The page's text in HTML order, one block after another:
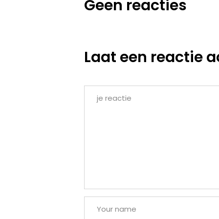
Geen reacties
Laat een reactie